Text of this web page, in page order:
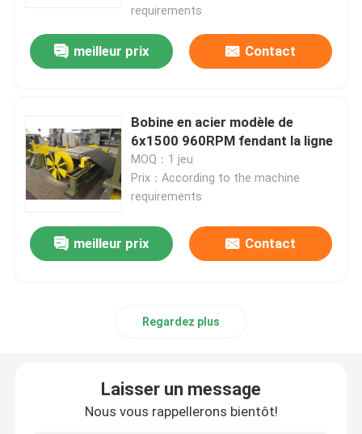
requirements
meilleur prix Contact
Bobine en acier modèle de
6x1500 960RPM fendant la ligne
MOQ：1 jeu
Prix：According to the machine
requirements
meilleur prix Contact
Regardez plus
Laisser un message
Nous vous rappellerons bientôt!